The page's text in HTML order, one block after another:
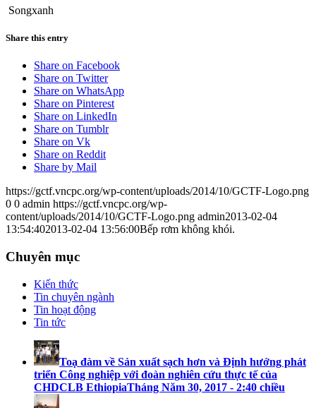
Songxanh
Share this entry
Share on Facebook
Share on Twitter
Share on WhatsApp
Share on Pinterest
Share on LinkedIn
Share on Tumblr
Share on Vk
Share on Reddit
Share by Mail
https://gctf.vncpc.org/wp-content/uploads/2014/10/GCTF-Logo.png
0 0 admin https://gctf.vncpc.org/wp-
content/uploads/2014/10/GCTF-Logo.png admin2013-02-04
13:54:402013-02-04 13:56:00Bếp rơm không khói.
Chuyên mục
Kiến thức
Tin chuyên ngành
Tin hoạt động
Tin tức
Toạ đàm về Sản xuất sạch hơn và Định hướng phát
triển Công nghiệp với đoàn nghiên cứu thực tế của
CHDCLB EthiopiaTháng Năm 30, 2017 - 2:40 chiều